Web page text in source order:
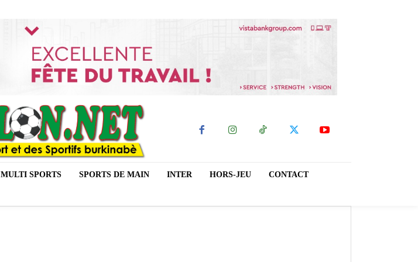
MULTI SPORTS SPORTS DE MAIN INTER HORS-JEU CONTACT